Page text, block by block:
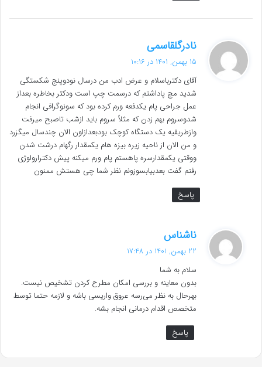
نادرگلقاسمی
ف
:
15 بهمن, 1401 در 10:16
آقای دکترباسلام و عرض ادب من درسال نودوپنج شکستگی
شدید مچ پاداشتم که درسمت چپ است ودکتر بخاطره بعداز
عمل جراحی پام یکدفعه ورم کرده بود که سونوگرافی انجام
شدوسروم بهم زدن که مثلاً سروم باید ازشب تاصبح میرفت
وازطریقیه یک دستگاه کوچک بودبعدازاون الان چندسال میگزرد
و من الان از ناحیه زیره بیزه هام یکمقدار رگهام درشت شدن
ووقتی یکمقدارسره پاهستم پام ورم میکنه پیش دکترارولوژی
رفتم گفت بعدبیابسوزونم نظر شما چی هستش ممنون
پاسخ
ناشناس
:
22 بهمن, 1401 در 17:48
سلام به شما
بدون معاینه و بررسی امکان مطرح کردن تشخیص نیست.
بهرحال به نظر می‌رسه عروق واریسی باشه و لازمه حتما توسط
متخصص اقدام درمانی انجام بشه.
پاسخ